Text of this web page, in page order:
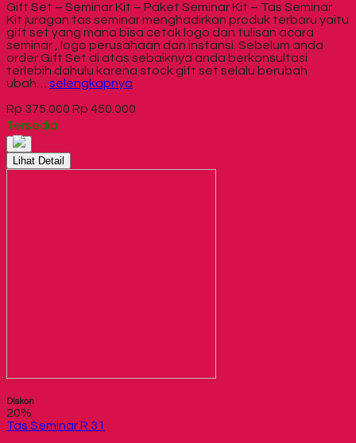
Gift Set – Seminar Kit – Paket Seminar Kit – Tas Seminar
Kit juragan tas seminar menghadirkan produk terbaru yaitu
gift set yang mana bisa cetak logo dan tulisan acara
seminar , logo perusahaan dan instansi. Sebelum anda
order Gift Set di atas sebaiknya anda berkonsultasi
terlebih dahulu karena stock gift set selalu berubah
ubah… selengkapnya
Rp 375.000 Rp 450.000
Tersedia
Lihat Detail
Diskon
20%
Tas Seminar R 31